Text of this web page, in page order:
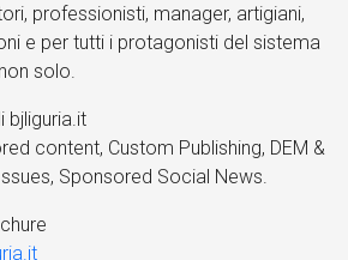
professionisti, manager, artigiani,
e per tutti i protagonisti del sistema
solo.
bjliguria.it
content, Custom Publishing, DEM &
Sponsored Social News.